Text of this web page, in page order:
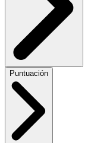
Puntuación